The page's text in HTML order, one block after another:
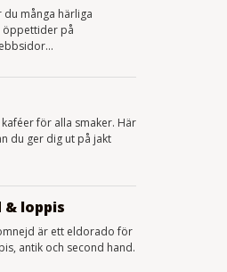
du många härliga
öppettider på
för alla smaker. Här
du ger dig ut på jakt
& loppis
är ett eldorado för
antik och second hand.